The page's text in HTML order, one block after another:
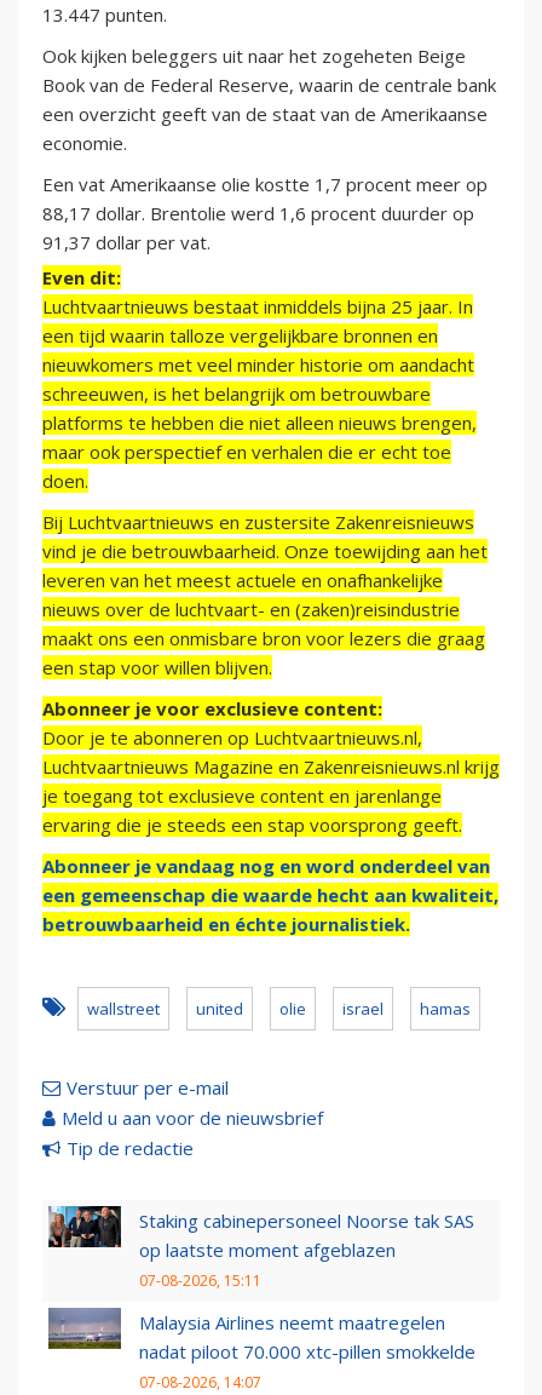
13.447 punten.
Ook kijken beleggers uit naar het zogeheten Beige
Book van de Federal Reserve, waarin de centrale bank
een overzicht geeft van de staat van de Amerikaanse
economie.
Een vat Amerikaanse olie kostte 1,7 procent meer op
88,17 dollar. Brentolie werd 1,6 procent duurder op
91,37 dollar per vat.
Even dit:
Luchtvaartnieuws bestaat inmiddels bijna 25 jaar. In
een tijd waarin talloze vergelijkbare bronnen en
nieuwkomers met veel minder historie om aandacht
schreeuwen, is het belangrijk om betrouwbare
platforms te hebben die niet alleen nieuws brengen,
maar ook perspectief en verhalen die er echt toe
doen.
Bij Luchtvaartnieuws en zustersite Zakenreisnieuws
vind je die betrouwbaarheid. Onze toewijding aan het
leveren van het meest actuele en onafhankelijke
nieuws over de luchtvaart- en (zaken)reisindustrie
maakt ons een onmisbare bron voor lezers die graag
een stap voor willen blijven.
Abonneer je voor exclusieve content:
Door je te abonneren op Luchtvaartnieuws.nl,
Luchtvaartnieuws Magazine en Zakenreisnieuws.nl krijg
je toegang tot exclusieve content en jarenlange
ervaring die je steeds een stap voorsprong geeft.
Abonneer je vandaag nog en word onderdeel van
een gemeenschap die waarde hecht aan kwaliteit,
betrouwbaarheid en échte journalistiek.
wallstreet united olie israel hamas
Verstuur per e-mail
Meld u aan voor de nieuwsbrief
Tip de redactie
Staking cabinepersoneel Noorse tak SAS
op laatste moment afgeblazen
07-08-2026, 15:11
Malaysia Airlines neemt maatregelen
nadat piloot 70.000 xtc-pillen smokkelde
07-08-2026, 14:07